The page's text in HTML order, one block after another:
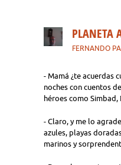
PLANETA
FERNANDO
- Mamá ¿te acuerdas
noches con cuentos
héroes como Simbad,
- Claro, y me lo
azules, playas
marinos y